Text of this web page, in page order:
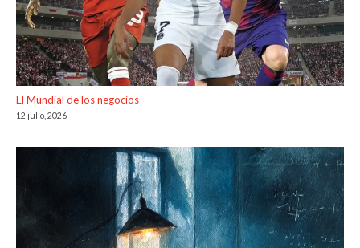
El Mundial de los negocios
12 julio, 2026